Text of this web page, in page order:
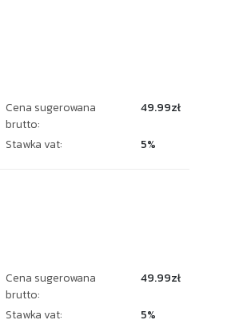
Cena sugerowana
brutto:
49.99zł
Stawka vat: 5%
Cena sugerowana
brutto:
49.99zł
Stawka vat: 5%